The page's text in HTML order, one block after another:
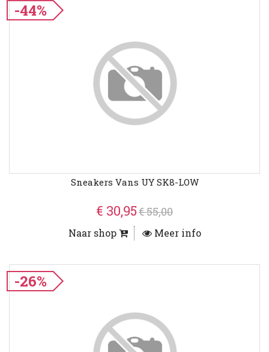
-44%
Sneakers Vans UY SK8-LOW
€ 30,95€ 55,00
Naar shop Meer info
-26%